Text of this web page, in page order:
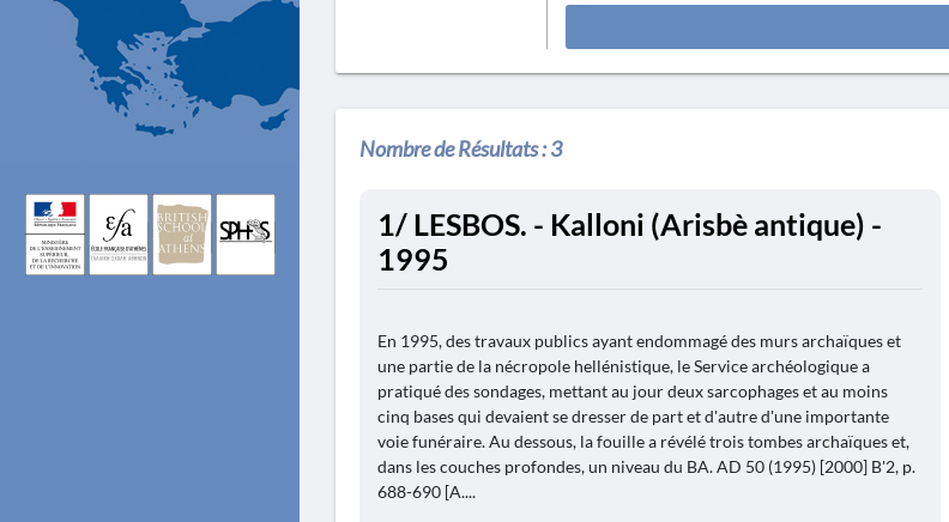
Nombre de Résultats :3
1/ LESBOS. - Kalloni (Arisbè antique) -
1995
En 1995, des travaux publics ayant endommagé des murs archaïques et
une partie de la nécropole hellénistique, le Service archéologique a
pratiqué des sondages, mettant au jour deux sarcophages et au moins
cinq bases qui devaient se dresser de part et d'autre d'une importante
voie funéraire. Au dessous, la fouille a révélé trois tombes archaïques et,
dans les couches profondes, un niveau du BA. AD 50 (1995) [2000] B'2, p.
688-690 [A....